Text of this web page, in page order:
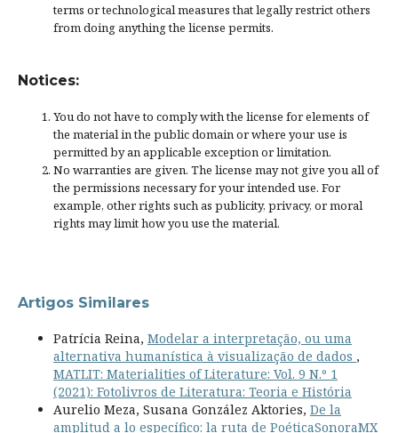
terms ortechnological measuresthat legally restrict others
from doing anything the license permits.
Notices:
You do not have to comply with the license for elements of
the material in the public domain or where your use is
permitted by an applicable exception or limitation.
No warranties are given. The license may not give you all of
the permissions necessary for your intended use. For
example, other rights such as publicity, privacy, or moral
rights may limit how you use the material.
Artigos Similares
Patrícia Reina, Modelar a interpretação, ou uma
alternativa humanística à visualização de dados ,
MATLIT: Materialities of Literature: Vol. 9 N.º 1
(2021): Fotolivros de Literatura: Teoria e História
Aurelio Meza, Susana González Aktories, De la
amplitud a lo específico: la ruta de PoéticaSonoraMX